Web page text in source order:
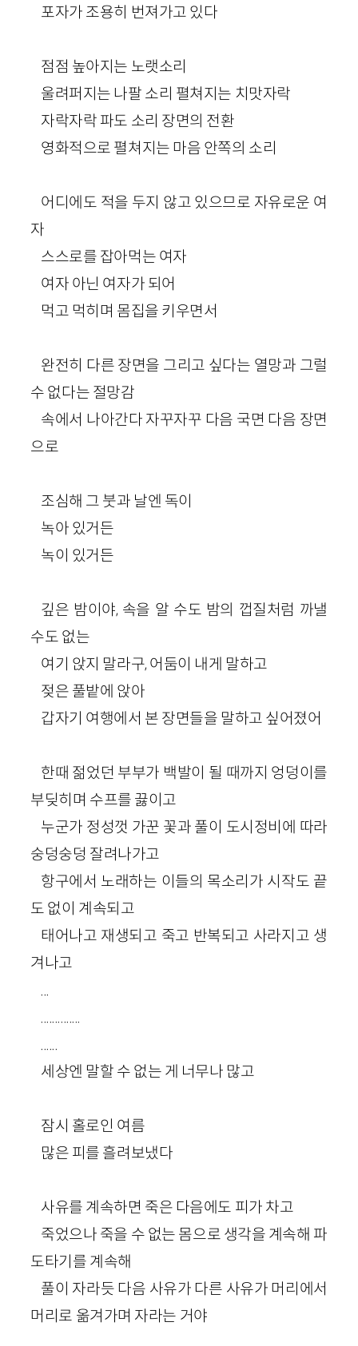
포자가 조용히 번져가고 있다
점점 높아지는 노랫소리
울려퍼지는 나팔 소리 펼쳐지는 치맛자락
자락자락 파도 소리 장면의 전환
영화적으로 펼쳐지는 마음 안쪽의 소리
어디에도 적을 두지 않고 있으므로 자유로운 여
자
스스로를 잡아먹는 여자
여자 아닌 여자가 되어
먹고 먹히며 몸집을 키우면서
완전히 다른 장면을 그리고 싶다는 열망과 그럴
수 없다는 절망감
속에서 나아간다 자꾸자꾸 다음 국면 다음 장면
으로
조심해 그 붓과 날엔 독이
녹아 있거든
녹이 있거든
깊은 밤이야, 속을 알 수도 밤의 껍질처럼 까낼
수도 없는
여기 앉지 말라구, 어둠이 내게 말하고
젖은 풀밭에 앉아
갑자기 여행에서 본 장면들을 말하고 싶어졌어
한때 젊었던 부부가 백발이 될 때까지 엉덩이를
부딪히며 수프를 끓이고
누군가 정성껏 가꾼 꽃과 풀이 도시정비에 따라
숭덩숭덩 잘려나가고
항구에서 노래하는 이들의 목소리가 시작도 끝
도 없이 계속되고
태어나고 재생되고 죽고 반복되고 사라지고 생
겨나고
...
..............
......
세상엔 말할 수 없는 게 너무나 많고
잠시 홀로인 여름
많은 피를 흘려보냈다
사유를 계속하면 죽은 다음에도 피가 차고
죽었으나 죽을 수 없는 몸으로 생각을 계속해 파
도타기를 계속해
풀이 자라듯 다음 사유가 다른 사유가 머리에서
머리로 옮겨가며 자라는 거야